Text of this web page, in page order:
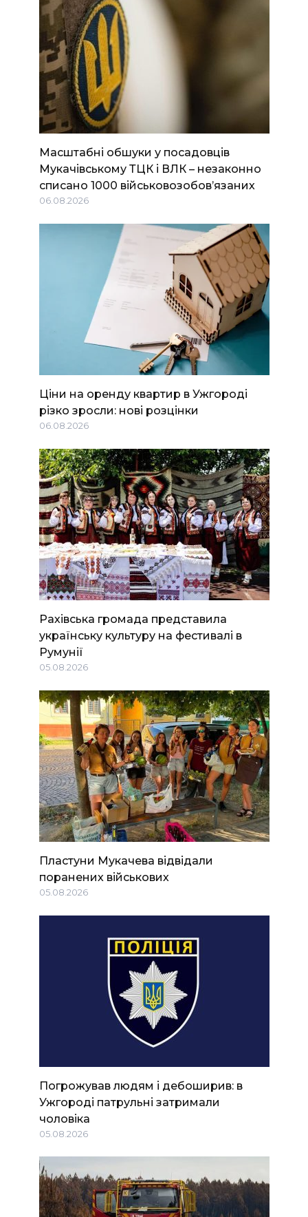
Масштабні обшуки у посадовців
Мукачівському ТЦК і ВЛК – незаконно
списано 1000 військовозобов’язаних
06.08.2026
Ціни на оренду квартир в Ужгороді
різко зросли: нові розцінки
06.08.2026
Рахівська громада представила
українську культуру на фестивалі в
Румунії
05.08.2026
Пластуни Мукачева відвідали
поранених військових
05.08.2026
Погрожував людям і дебоширив: в
Ужгороді патрульні затримали
чоловіка
05.08.2026